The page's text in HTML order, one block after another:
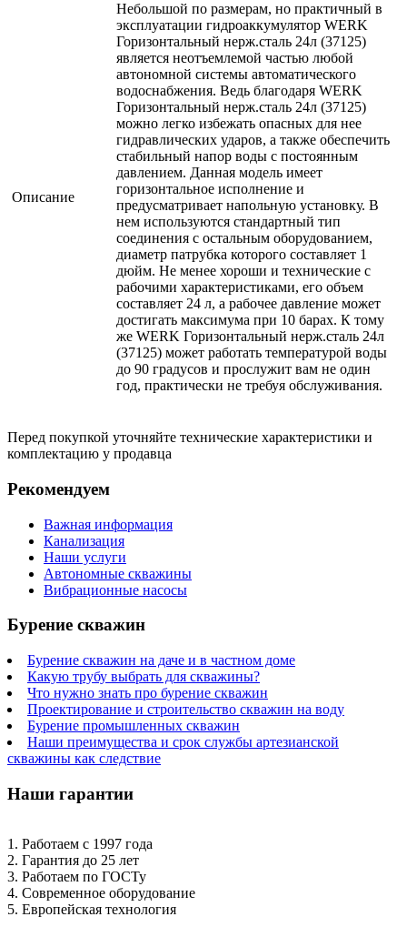
Описание
Небольшой по размерам, но практичный в
эксплуатации гидроаккумулятор WERK
Горизонтальный нерж.сталь 24л (37125)
является неотъемлемой частью любой
автономной системы автоматического
водоснабжения. Ведь благодаря WERK
Горизонтальный нерж.сталь 24л (37125)
можно легко избежать опасных для нее
гидравлических ударов, а также обеспечить
стабильный напор воды с постоянным
давлением. Данная модель имеет
горизонтальное исполнение и
предусматривает напольную установку. В
нем используются стандартный тип
соединения с остальным оборудованием,
диаметр патрубка которого составляет 1
дюйм. Не менее хороши и технические с
рабочими характеристиками, его объем
составляет 24 л, а рабочее давление может
достигать максимума при 10 барах. К тому
же WERK Горизонтальный нерж.сталь 24л
(37125) может работать температурой воды
до 90 градусов и прослужит вам не один
год, практически не требуя обслуживания.
Перед покупкой уточняйте технические характеристики и
комплектацию у продавца
Рекомендуем
Важная информация
Канализация
Наши услуги
Автономные скважины
Вибрационные насосы
Бурение скважин
Бурение скважин на даче и в частном доме
Какую трубу выбрать для скважины?
Что нужно знать про бурение скважин
Проектирование и строительство скважин на воду
Бурение промышленных скважин
Наши преимущества и срок службы артезианской
скважины как следствие
Наши гарантии
1. Работаем с 1997 года
2. Гарантия до 25 лет
3. Работаем по ГОСТу
4. Современное оборудование
5. Европейская технология